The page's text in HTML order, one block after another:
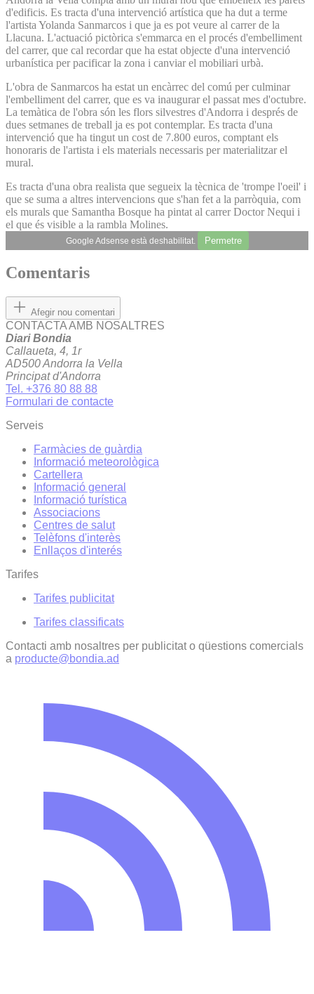
d'edificis. Es tracta d'una intervenció artística que ha dut a terme
l'artista Yolanda Sanmarcos i que ja es pot veure al carrer de la
Llacuna. L'actuació pictòrica s'emmarca en el procés d'embelliment
del carrer, que cal recordar que ha estat objecte d'una intervenció
urbanística per pacificar la zona i canviar el mobiliari urbà.
L'obra de Sanmarcos ha estat un encàrrec del comú per culminar
l'embelliment del carrer, que es va inaugurar el passat mes d'octubre.
La temàtica de l'obra són les flors silvestres d'Andorra i després de
dues setmanes de treball ja es pot contemplar. Es tracta d'una
intervenció que ha tingut un cost de 7.800 euros, comptant els
honoraris de l'artista i els materials necessaris per materialitzar el
mural.
Es tracta d'una obra realista que segueix la tècnica de 'trompe l'oeil' i
que se suma a altres intervencions que s'han fet a la parròquia, com
els murals que Samantha Bosque ha pintat al carrer Doctor Nequi i
el que és visible a la rambla Molines.
Google Adsense està deshabilitat. Permetre
Comentaris
Afegir nou comentari
CONTACTA AMB NOSALTRES
Diari Bondia
Callaueta, 4, 1r
AD500 Andorra la Vella
Principat d'Andorra
Tel. +376 80 88 88
Formulari de contacte
Serveis
Farmàcies de guàrdia
Informació meteorològica
Cartellera
Informació general
Informació turística
Associacions
Centres de salut
Telèfons d'interès
Enllaços d'interés
Tarifes
Tarifes publicitat
Tarifes classificats
Contacti amb nosaltres per publicitat o qüestions comercials
a producte@bondia.ad